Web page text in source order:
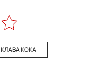
КЛАВА КОКА